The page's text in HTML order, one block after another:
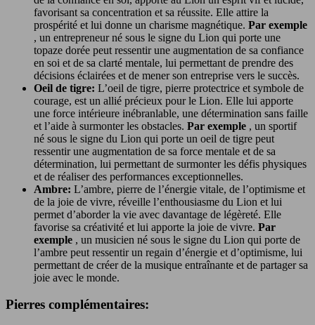
favorisant sa concentration et sa réussite. Elle attire la
prospérité et lui donne un charisme magnétique. Par exemple
, un entrepreneur né sous le signe du Lion qui porte une
topaze dorée peut ressentir une augmentation de sa confiance
en soi et de sa clarté mentale, lui permettant de prendre des
décisions éclairées et de mener son entreprise vers le succès.
Oeil de tigre: L’oeil de tigre, pierre protectrice et symbole de
courage, est un allié précieux pour le Lion. Elle lui apporte
une force intérieure inébranlable, une détermination sans faille
et l’aide à surmonter les obstacles. Par exemple , un sportif
né sous le signe du Lion qui porte un oeil de tigre peut
ressentir une augmentation de sa force mentale et de sa
détermination, lui permettant de surmonter les défis physiques
et de réaliser des performances exceptionnelles.
Ambre: L’ambre, pierre de l’énergie vitale, de l’optimisme et
de la joie de vivre, réveille l’enthousiasme du Lion et lui
permet d’aborder la vie avec davantage de légèreté. Elle
favorise sa créativité et lui apporte la joie de vivre. Par
exemple , un musicien né sous le signe du Lion qui porte de
l’ambre peut ressentir un regain d’énergie et d’optimisme, lui
permettant de créer de la musique entraînante et de partager sa
joie avec le monde.
Pierres complémentaires: